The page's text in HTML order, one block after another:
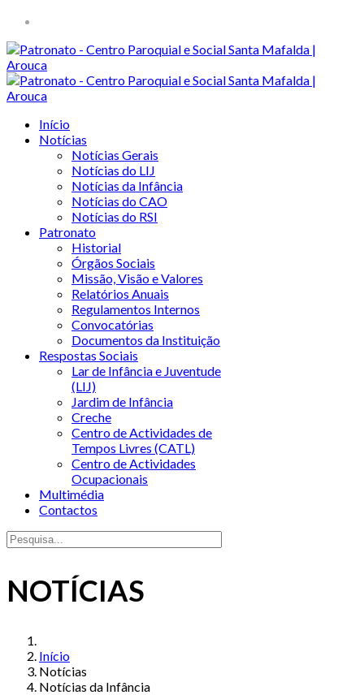
Início
Notícias
Notícias Gerais
Notícias do LIJ
Notícias da Infância
Notícias do CAO
Notícias do RSI
Patronato
Historial
Órgãos Sociais
Missão, Visão e Valores
Relatórios Anuais
Regulamentos Internos
Convocatórias
Documentos da Instituição
Respostas Sociais
Lar de Infância e Juventude
(LIJ)
Jardim de Infância
Creche
Centro de Actividades de
Tempos Livres (CATL)
Centro de Actividades
Ocupacionais
Multimédia
Contactos
NOTÍCIAS
Início
Notícias
Notícias da Infância